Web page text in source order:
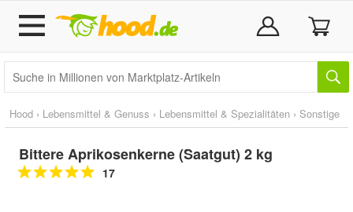
Hood › Lebensmittel & Genuss › Lebensmittel & Spezialitäten › Sonstige
Bittere Aprikosenkerne (Saatgut) 2 kg
17